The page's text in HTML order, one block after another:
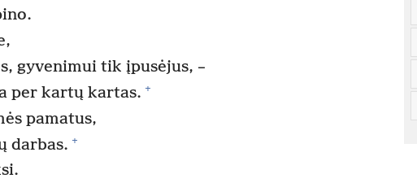
gyvenimui tik įpusėjus, –
per kartų kartas. +
pamatus,
darbas. +